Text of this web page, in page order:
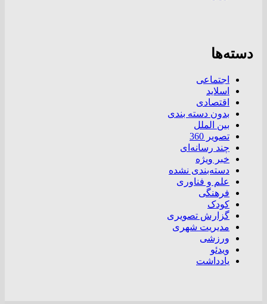
دسته‌ها
اجتماعی
اسلاید
اقتصادی
بدون دسته بندی
بین الملل
تصویر 360
چند رسانه‌ای
خبر ویژه
دسته‌بندی نشده
علم و فناوری
فرهنگی
کودک
گزارش تصویری
مدیریت شهری
ورزشی
ویدئو
یادداشت